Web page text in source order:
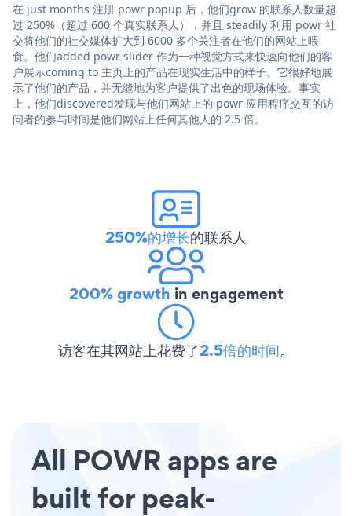
在 just months 注册 powr popup 后，他们grow 的联系人数量超
过 250%（超过 600 个真实联系人），并且 steadily 利用 powr 社
交将他们的社交媒体扩大到 6000 多个关注者在他们的网站上喂
食。他们added powr slider 作为一种视觉方式来快速向他们的客
户展示coming to 主页上的产品在现实生活中的样子。它很好地展
示了他们的产品，并无缝地为客户提供了出色的现场体验。事实
上，他们discovered发现与他们网站上的 powr 应用程序交互的访
问者的参与时间是他们网站上任何其他人的 2.5 倍。
250%的增长的联系人
200% growth in engagement
访客在其网站上花费了2.5倍的时间。
All POWR apps are
built for peak-